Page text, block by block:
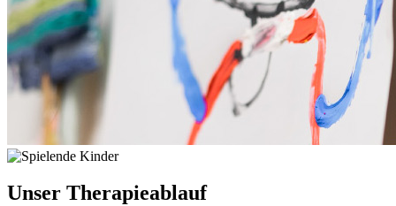
Unser Therapieablauf